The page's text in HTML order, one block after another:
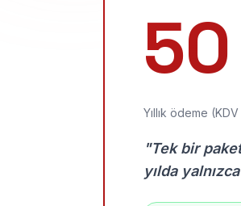
50
Yıllık ödeme
"Tek bir
yılda